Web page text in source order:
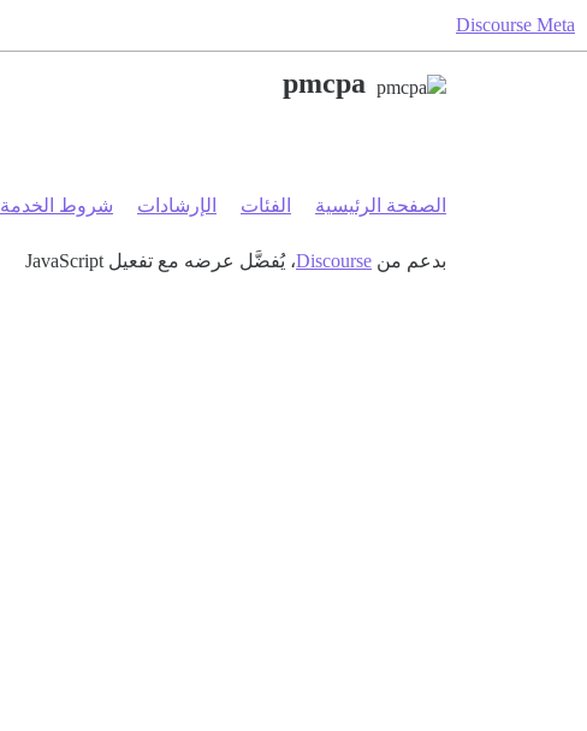
Discourse Meta
pmcpa
الصفحة الرئيسية الفئات الإرشادات شروط الخدمة
بدعم من Discourse، يُفضَّل عرضه مع تفعيل JavaScript